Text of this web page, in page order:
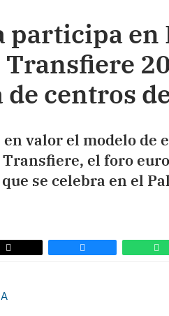
participa en
Transfiere
centros
valor el modelo de
Transfiere, el foro
se celebra en el